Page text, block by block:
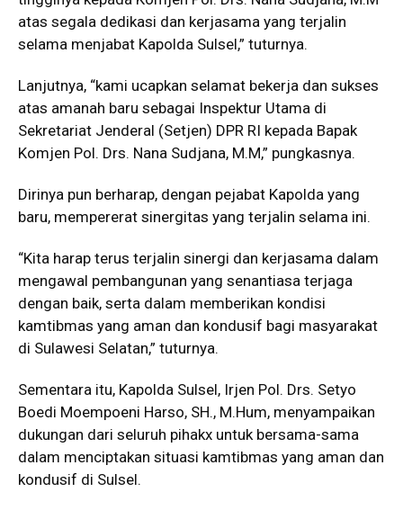
atas segala dedikasi dan kerjasama yang terjalin
selama menjabat Kapolda Sulsel,” tuturnya.
Lanjutnya, “kami ucapkan selamat bekerja dan sukses
atas amanah baru sebagai Inspektur Utama di
Sekretariat Jenderal (Setjen) DPR RI kepada Bapak
Komjen Pol. Drs. Nana Sudjana, M.M,” pungkasnya.
Dirinya pun berharap, dengan pejabat Kapolda yang
baru, mempererat sinergitas yang terjalin selama ini.
“Kita harap terus terjalin sinergi dan kerjasama dalam
mengawal pembangunan yang senantiasa terjaga
dengan baik, serta dalam memberikan kondisi
kamtibmas yang aman dan kondusif bagi masyarakat
di Sulawesi Selatan,” tuturnya.
Sementara itu, Kapolda Sulsel, Irjen Pol. Drs. Setyo
Boedi Moempoeni Harso, SH., M.Hum, menyampaikan
dukungan dari seluruh pihakx untuk bersama-sama
dalam menciptakan situasi kamtibmas yang aman dan
kondusif di Sulsel.